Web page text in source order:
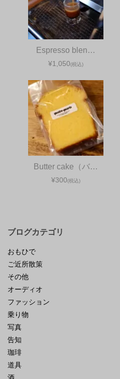
Espresso blen…
¥1,050(税込)
Butter cake（バ…
¥300(税込)
ブログカテゴリ
おもひで
ご近所散策
その他
オーディオ
ファッション
乗り物
写真
告知
珈琲
道具